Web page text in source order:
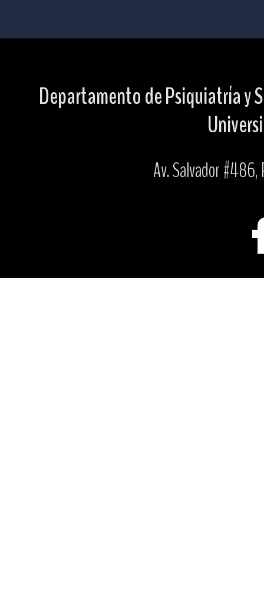
Departamento de Psiquiatría y
Av. Salvador #486,